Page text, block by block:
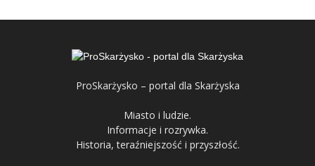
ProSkarżysko – portal dla Skarżyska
Miasto i ludzie.
Informacje i rozrywka.
Historia, teraźniejszość i przyszłość.